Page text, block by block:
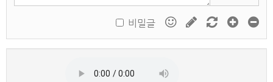
비밀글